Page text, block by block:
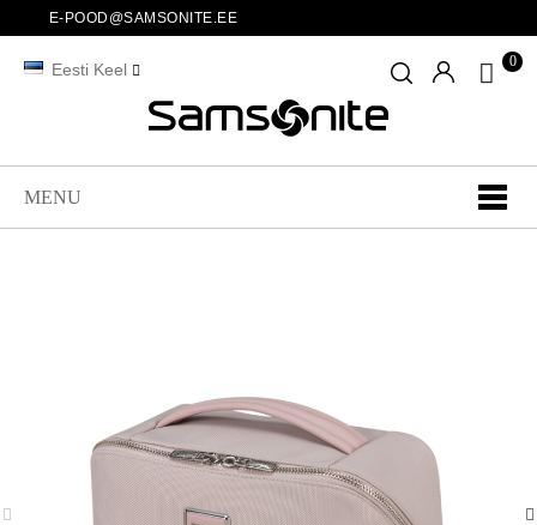
E-POOD@SAMSONITE.EE
Eesti Keel 0
MENU